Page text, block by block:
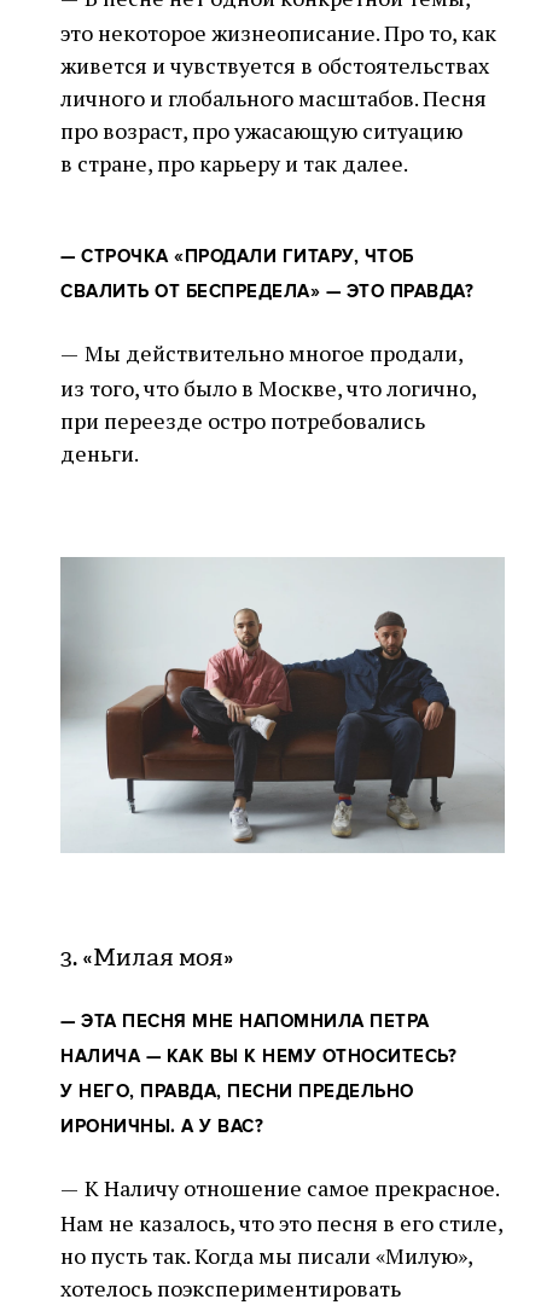
это некоторое жизнеописание. Про то, как
живется и чувствуется в обстоятельствах
личного и глобального масштабов. Песня
про возраст, про ужасающую ситуацию
в стране, про карьеру и так далее.
— СТРОЧКА «ПРОДАЛИ ГИТАРУ, ЧТОБ
СВАЛИТЬ ОТ БЕСПРЕДЕЛА» — ЭТО ПРАВДА?
— Мы действительно многое продали,
из того, что было в Москве, что логично,
при переезде остро потребовались
деньги.
3. «Милая моя»
— ЭТА ПЕСНЯ МНЕ НАПОМНИЛА ПЕТРА
НАЛИЧА — КАК ВЫ К НЕМУ ОТНОСИТЕСЬ?
У НЕГО, ПРАВДА, ПЕСНИ ПРЕДЕЛЬНО
ИРОНИЧНЫ. А У ВАС?
— К Наличу отношение самое прекрасное.
Нам не казалось, что это песня в его стиле,
но пусть так. Когда мы писали «Милую»,
хотелось поэкспериментировать